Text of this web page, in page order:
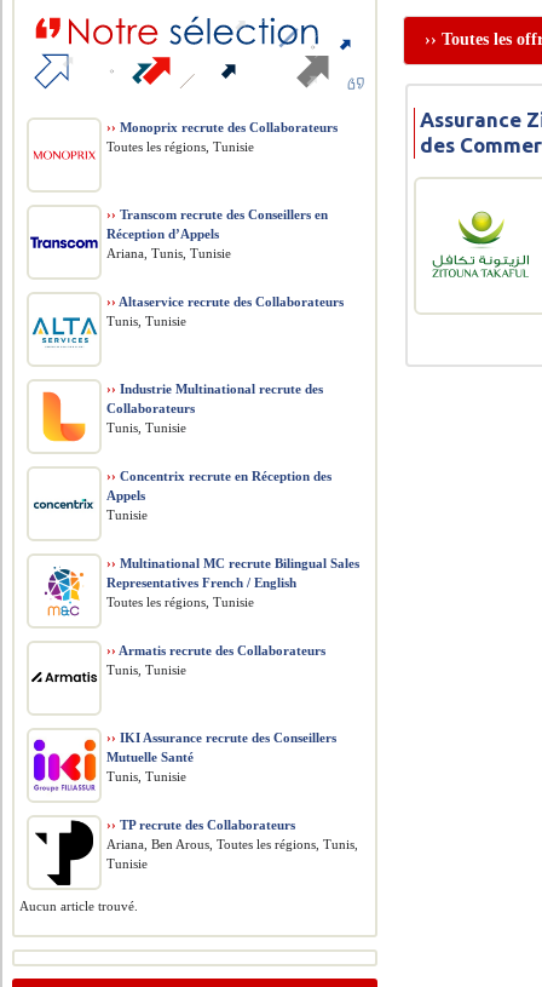
›› Toutes les
Assurance
des
›› Monoprix recrute des Collaborateurs
Toutes les régions, Tunisie
›› Transcom recrute des Conseillers en
Réception d’Appels
Ariana, Tunis, Tunisie
›› Altaservice recrute des Collaborateurs
Tunis, Tunisie
›› Industrie Multinational recrute des
Collaborateurs
Tunis, Tunisie
›› Concentrix recrute en Réception des
Appels
Tunisie
›› Multinational MC recrute Bilingual Sales
Representatives French / English
Toutes les régions, Tunisie
›› Armatis recrute des Collaborateurs
Tunis, Tunisie
›› IKI Assurance recrute des Conseillers
Mutuelle Santé
Tunis, Tunisie
›› TP recrute des Collaborateurs
Ariana, Ben Arous, Toutes les régions, Tunis,
Tunisie
Aucun article trouvé.